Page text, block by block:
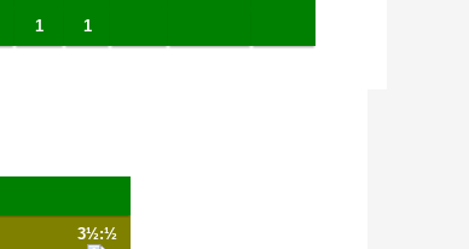
1 1
3½:½